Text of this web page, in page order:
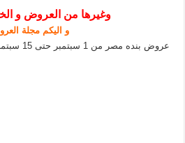
وغيرها من العروض و
و اليكم مجلة
عروض بنده مصر من 1 سبتمبر حتى 15 سبتمبر 2024 عيد ميلاد بنده